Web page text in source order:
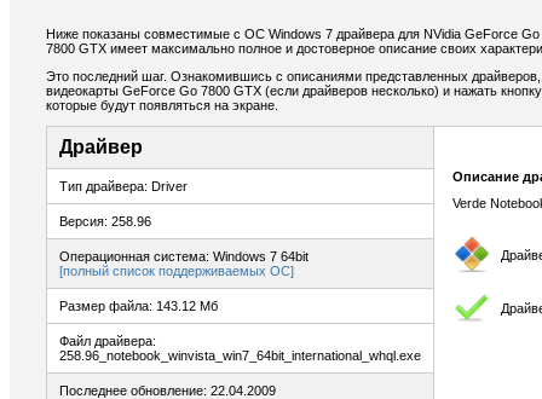
Ниже показаны совместимые с ОС Windows 7 драйвера для NVidia GeForce
7800 GTX имеет максимально полное и достоверное описание своих
Это последний шаг. Ознакомившись с описаниями представленных
видеокарты GeForce Go 7800 GTX (если драйверов несколько) и нажать
которые будут появляться на экране.
Драйвер
Тип драйвера: Driver
Версия: 258.96
Операционная система: Windows 7 64bit
[полный список поддерживаемых ОС]
Размер файла: 143.12 Мб
Файл драйвера:
258.96_notebook_winvista_win7_64bit_international_whql.exe
Последнее обновление: 22.04.2009
Описание
Verde